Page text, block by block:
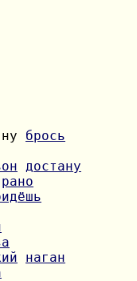
брось
достану
рано
наган